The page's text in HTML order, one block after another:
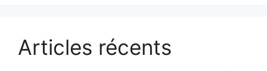
Articles récents